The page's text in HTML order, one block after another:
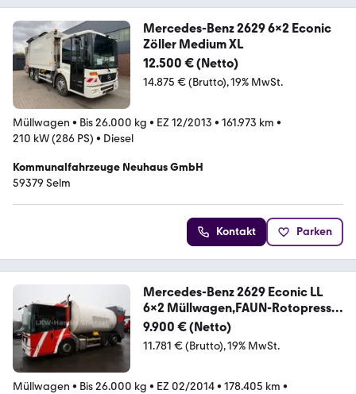
Mercedes-Benz 2629 6x2 Econic
Zöller Medium XL
12.500 € (Netto)
14.875 € (Brutto) 19% MwSt.
Müllwagen • Bis 26.000 kg • EZ 12/2013 • 161.973 km •
210 kW (286 PS) • Diesel
Kommunalfahrzeuge Neuhaus GmbH
59379 Selm
Kontakt Parken
Mercedes-Benz 2629 Econic LL
6x2 Müllwagen,FAUN-Rotopress
519L
9.900 € (Netto)
11.781 € (Brutto) 19% MwSt.
Müllwagen • Bis 26.000 kg • EZ 02/2014• 178.405 km •